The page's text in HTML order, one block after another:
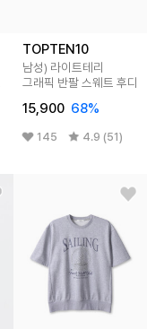
TOPTEN10
남성) 라이트테리
그래픽 반팔 스웨트 후디
15,900 68%
145 4.9 (51)